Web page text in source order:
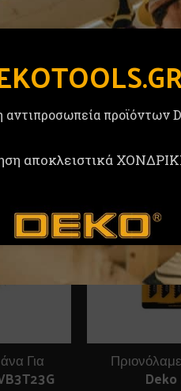
αντιπροσωπεία προϊόντων
αποκλειστικά
Για
Deko